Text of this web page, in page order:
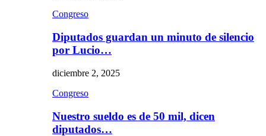
Congreso
Diputados guardan un minuto de silencio
por Lucio…
diciembre 2, 2025
Congreso
Nuestro sueldo es de 50 mil, dicen
diputados…